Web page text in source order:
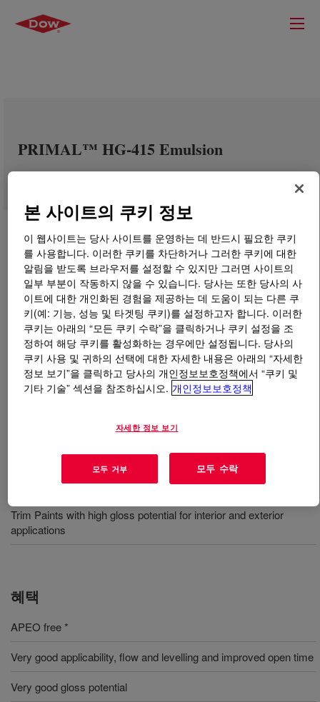
PRIMAL™ HG-415 Emulsion
무엇입니까 PRIMAL™ HG-415 Emulsion?
High gloss binder suitable for interior and exterior wall
Gloss Paints With Improved Application Properties
Trim Paints with high gloss potential for interior and exterior
applications
혜택
APEO free *
Very good applicability, flow and levelling and improved open time
Very good gloss potential
본 사이트의 쿠키 정보
이 웹사이트는 당사 사이트를 운영하는 데 반드시 필요한 쿠키
를 사용합니다. 이러한 쿠키를 차단하거나 그러한 쿠키에 대한
알림을 받도록 브라우저를 설정할 수 있지만 그러면 사이트의
일부 부분이 작동하지 않을 수 있습니다. 당사는 또한 당사의 사
이트에 대한 개인화된 경험을 제공하는 데 도움이 되는 다른 쿠
키(예: 기능, 성능 및 타겟팅 쿠키)를 설정하고자 합니다. 이러한
쿠키는 아래의 “모든 쿠키 수락”을 클릭하거나 쿠키 설정을 조
정하여 해당 쿠키를 활성화하는 경우에만 설정됩니다. 당사의
쿠키 사용 및 귀하의 선택에 대한 자세한 내용은 아래의 “자세한
정보 보기”을 클릭하고 당사의 개인정보보호정책에서 “쿠키 및
기타 기술” 섹션을 참조하십시오. 개인정보보호정책
자세한 정보 보기
모두 거부 모두 수락